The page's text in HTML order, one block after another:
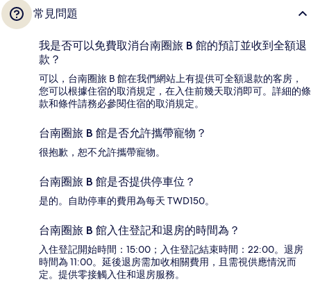
常見問題
我是否可以免費取消台南圈旅 B 館的預訂並收到全額退
款？
可以，台南圈旅 B 館在我們網站上有提供可全額退款的客房，
您可以根據住宿的取消規定，在入住前幾天取消即可。詳細的條
款和條件請務必參閱住宿的取消規定。
台南圈旅 B 館是否允許攜帶寵物？
很抱歉，恕不允許攜帶寵物。
台南圈旅 B 館是否提供停車位？
是的。自助停車的費用為每天 TWD150。
台南圈旅 B 館入住登記和退房的時間為？
入住登記開始時間：15:00；入住登記結束時間：22:00。退房
時間為 11:00。延後退房需加收相關費用，且需視供應情況而
定。提供零接觸入住和退房服務。